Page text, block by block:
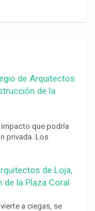
de Arquitectos
de la
que podría
privada. Los
de Loja,
la Plaza Coral
a ciegas, se